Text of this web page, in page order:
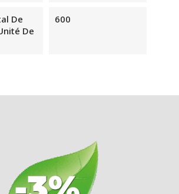
De
De
600